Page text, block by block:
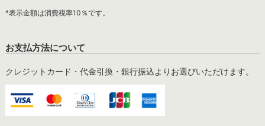
*表示金額は消費税率10％です。
お支払方法について
クレジットカード・代金引換・銀行振込よりお選びいただけます。